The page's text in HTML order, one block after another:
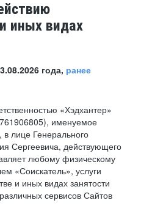
иных видах
года, ранее
«Хэдхантер»
именуемое
лице Генерального
Сергеевича, действующего
любому физическому
«Соискатель», услуги
и иных видах занятости
сервисов Сайтов